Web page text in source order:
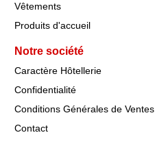
Vêtements
Produits d'accueil
Notre société
Caractère Hôtellerie
Confidentialité
Conditions Générales de Ventes
Contact